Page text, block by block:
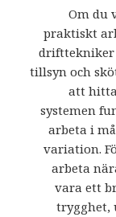
Om du
praktiskt
drifttekniker
tillsyn och
att
systemen
arbeta i
variation.
arbeta
vara ett
trygghet,